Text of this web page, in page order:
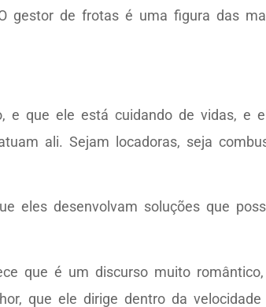
gestor de frotas é uma figura das
e que ele está cuidando de vidas, e
ali. Sejam locadoras, seja
eles desenvolvam soluções que
que é um discurso muito
que ele dirige dentro da